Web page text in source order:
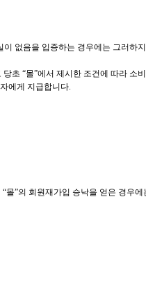
없음을 입증하는 경우에는 그러하
초 “몰”에서 제시한 조건에 따라 소
에게 지급합니다.
”의 회원재가입 승낙을 얻은 경우에